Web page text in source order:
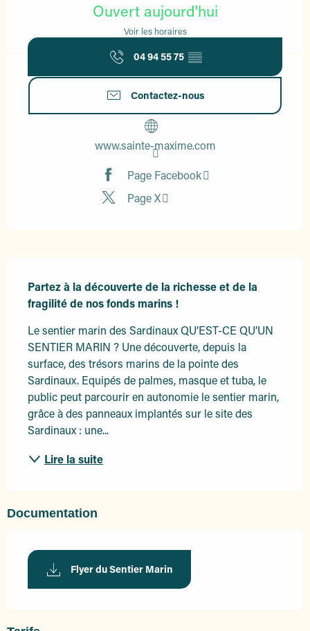
Ouvert aujourd'hui
Voir les horaires
04 94 55 75 ▒▒
Contactez-nous
www.sainte-maxime.com
Page Facebook
Page X
Partez à la découverte de la richesse et de la
fragilité de nos fonds marins !
Le sentier marin des Sardinaux QU’EST-CE QU’UN
SENTIER MARIN ? Une découverte, depuis la
surface, des trésors marins de la pointe des
Sardinaux. Equipés de palmes, masque et tuba, le
public peut parcourir en autonomie le sentier marin,
grâce à des panneaux implantés sur le site des
Sardinaux : une...
Lire la suite
Documentation
Flyer du Sentier Marin